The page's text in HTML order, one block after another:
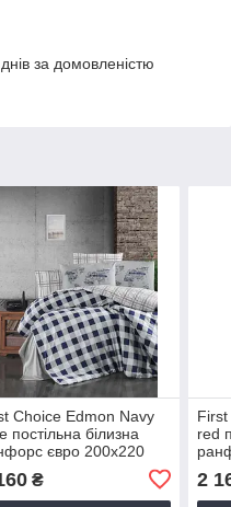
за домовленістю
Сhoice Edmon Navy
постільна білизна
євро 200х220
₴
red
2